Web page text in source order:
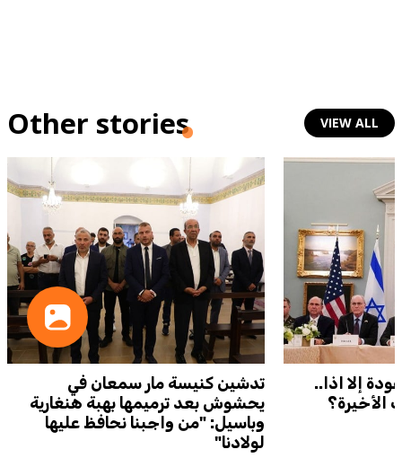
Other stories VIEW ALL
تدشين كنيسة مار سمعان في
يحشوش بعد ترميمها بهبة هنغارية
وباسيل: "من واجبنا نحافظ عليها
لولادنا"
إلا اذا..
الأخيرة؟